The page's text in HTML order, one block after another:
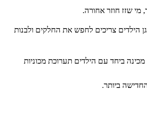
מי שזז חוזר אחורה.
בגן הילדים צריכים לחפש את החלקים ולבנות
מכינה ביחד עם הילדים תערוכת מכוניות
ביותר.